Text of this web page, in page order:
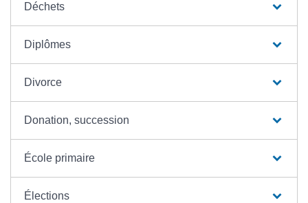
Déchets
Diplômes
Divorce
Donation, succession
École primaire
Élections